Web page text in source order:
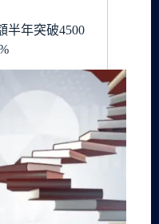
半年突破4500